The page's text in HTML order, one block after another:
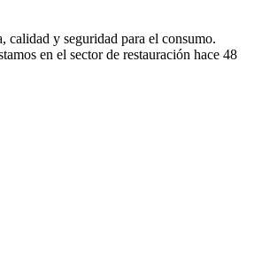
calidad y seguridad para el consumo.
en el sector de restauración hace 48